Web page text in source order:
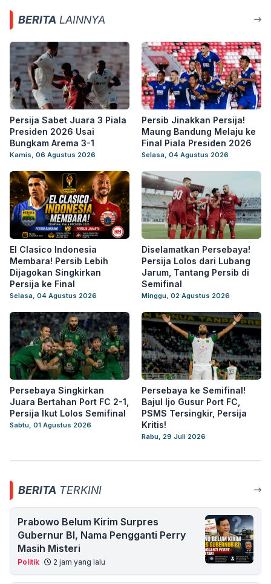
BERITA LAINNYA
Persija Sabet Juara 3 Piala
Presiden 2026 Usai
Bungkam Arema 3-1
Kamis, 06 Agustus 2026
Persib Jinakkan Persija!
Maung Bandung Melaju ke
Final Piala Presiden 2026
Selasa, 04 Agustus 2026
El Clasico Indonesia
Membara! Persib Lebih
Dijagokan Singkirkan
Persija ke Final
Selasa, 04 Agustus 2026
Diselamatkan Persebaya!
Persija Lolos dari Lubang
Jarum, Tantang Persib di
Semifinal
Minggu, 02 Agustus 2026
Persebaya Singkirkan
Juara Bertahan Port FC 2-1,
Persija Ikut Lolos Semifinal
Sabtu, 01 Agustus 2026
Persebaya ke Semifinal!
Bajul Ijo Gusur Port FC,
PSMS Tersingkir, Persija
Kritis!
Rabu, 29 Juli 2026
BERITA TERKINI
Prabowo Belum Kirim Surpres
Gubernur BI, Nama Pengganti Perry
Masih Misteri
Politik 2 jam yang lalu